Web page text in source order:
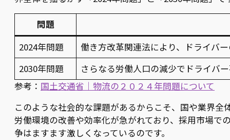
問題
2024年問題
働き方改革関連法により、ドライバ
2030年問題
さらなる労働人口の減少でドライバ
参考： 国土交通省｜物流の２０２４年問題について
このような社会的な課題があるからこそ、国や業界全
労働環境の改善や効率化が急がれており、採用市場で
争はますます激しくなっているのです。